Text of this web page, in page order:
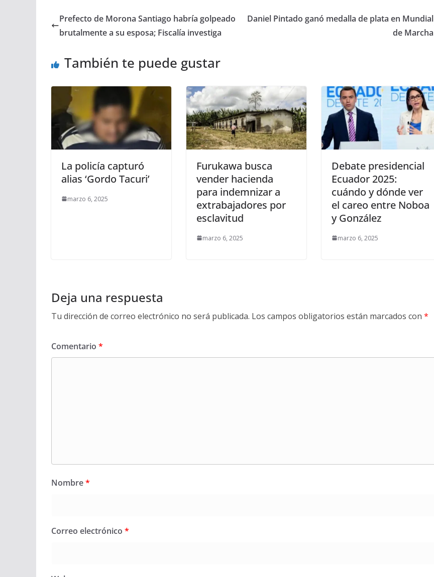
Prefecto de Morona Santiago habría golpeado
brutalmente a su esposa; Fiscalía investiga
Daniel Pintado ganó medalla de plata en Mundial
de Marcha
También te puede gustar
La policía capturó
alias ‘Gordo Tacuri’
marzo 6, 2025
Furukawa busca
vender hacienda
para indemnizar a
extrabajadores por
esclavitud
marzo 6, 2025
Debate presidencial
Ecuador 2025:
cuándo y dónde ver
el careo entre Noboa
y González
marzo 6, 2025
Deja una respuesta
Tu dirección de correo electrónico no será publicada. Los campos obligatorios están marcados con *
Comentario *
Nombre*
Correo electrónico *